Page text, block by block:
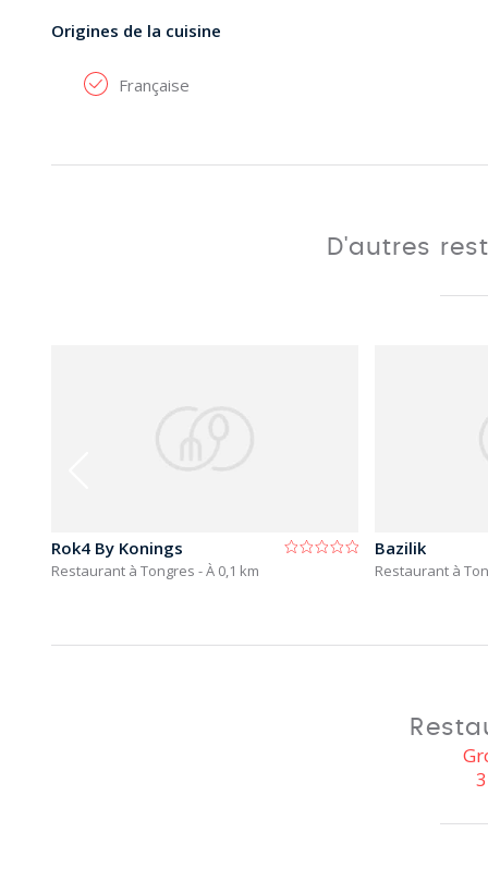
Origines de la cuisine
Française
D'autres
Rok4 By Konings
Restaurant à Tongres - À 0,1 km
Bazilik
Restaurant à